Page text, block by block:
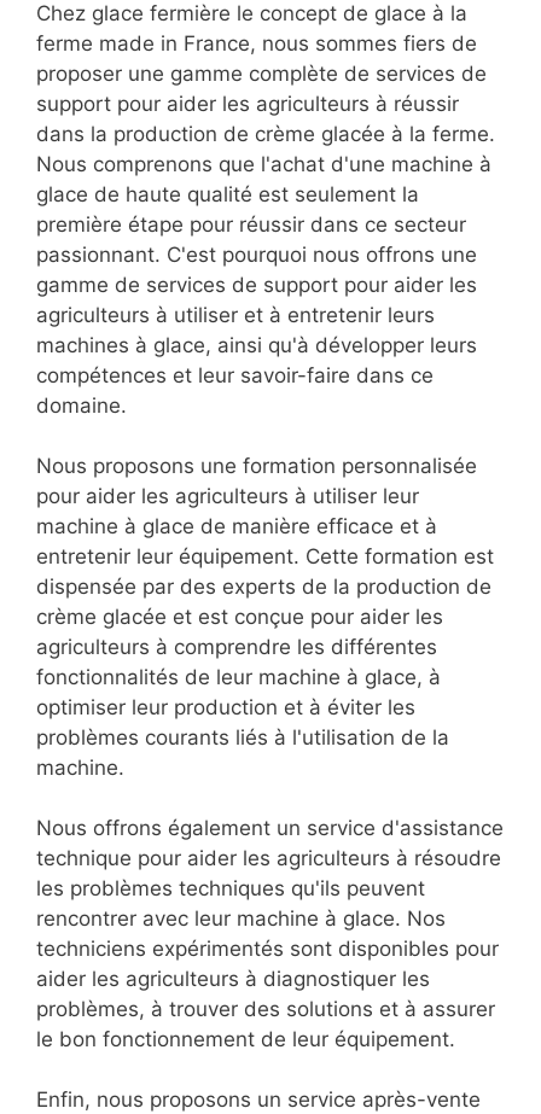
Chez glace fermière le concept de glace à la
ferme made in France, nous sommes fiers de
proposer une gamme complète de services de
support pour aider les agriculteurs à réussir
dans la production de crème glacée à la ferme.
Nous comprenons que l'achat d'une machine à
glace de haute qualité est seulement la
première étape pour réussir dans ce secteur
passionnant. C'est pourquoi nous offrons une
gamme de services de support pour aider les
agriculteurs à utiliser et à entretenir leurs
machines à glace, ainsi qu'à développer leurs
compétences et leur savoir-faire dans ce
domaine.
Nous proposons une formation personnalisée
pour aider les agriculteurs à utiliser leur
machine à glace de manière efficace et à
entretenir leur équipement. Cette formation est
dispensée par des experts de la production de
crème glacée et est conçue pour aider les
agriculteurs à comprendre les différentes
fonctionnalités de leur machine à glace, à
optimiser leur production et à éviter les
problèmes courants liés à l'utilisation de la
machine.
Nous offrons également un service d'assistance
technique pour aider les agriculteurs à résoudre
les problèmes techniques qu'ils peuvent
rencontrer avec leur machine à glace. Nos
techniciens expérimentés sont disponibles pour
aider les agriculteurs à diagnostiquer les
problèmes, à trouver des solutions et à assurer
le bon fonctionnement de leur équipement.
Enfin, nous proposons un service après-vente